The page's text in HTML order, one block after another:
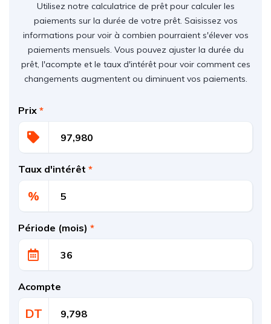
Utilisez notre calculatrice de prêt pour calculer les
paiements sur la durée de votre prêt. Saisissez vos
informations pour voir à combien pourraient s'élever vos
paiements mensuels. Vous pouvez ajuster la durée du
prêt, l'acompte et le taux d'intérêt pour voir comment ces
changements augmentent ou diminuent vos paiements.
Prix *
Taux d'intérêt *
%
Période (mois) *
Acompte
DT